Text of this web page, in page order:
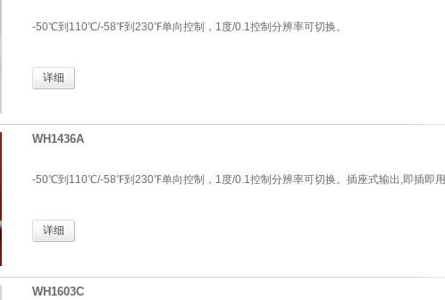
-50℃到110℃/-58℉到230℉单向控制，1度/0.1控制分辨率可切换。
详细
WH1436A
-50℃到110℃/-58℉到230℉单向控制，1度/0.1控制分辨率可切换。插座式输出,即插即用
详细
WH1603C